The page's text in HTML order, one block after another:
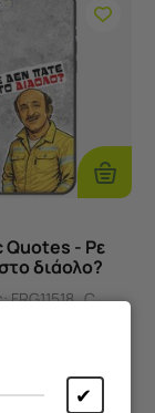
Στο
Καλάθι
Quotes - Ρε
διάολο?
Black TPU
FRG11518_C...
✔